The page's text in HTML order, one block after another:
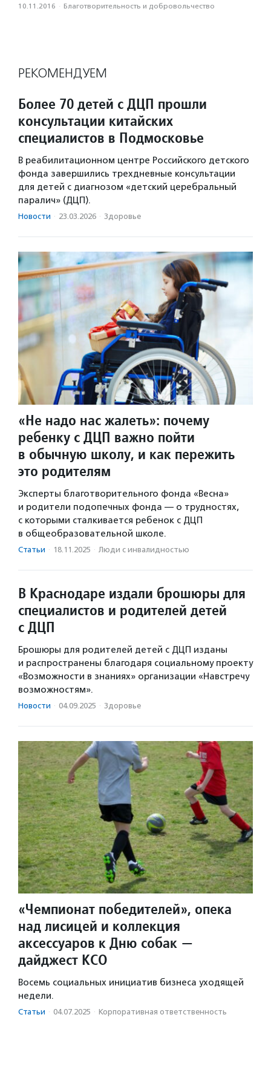
10.11.2016 · Благотвори­тель­ность и доброволь­чест­во
РЕКОМЕНДУЕМ
Более 70 детей с ДЦП прошли
консультации китайских
специалистов в Подмосковье
В реабилитационном центре Российского детского
фонда завершились трехдневные консультации
для детей с диагнозом «детский церебральный
паралич» (ДЦП).
Новости · 23.03.2026 · Здоровье
«Не надо нас жалеть»: почему
ребенку с ДЦП важно пойти
в обычную школу, и как пережить
это родителям
Эксперты благотворительного фонда «Весна»
и родители подопечных фонда — о трудностях,
с которыми сталкивается ребенок с ДЦП
в общеобразовательной школе.
Статьи · 18.11.2025 · Люди с инвалидностью
В Краснодаре издали брошюры для
специалистов и родителей детей
с ДЦП
Брошюры для родителей детей с ДЦП изданы
и распространены благодаря социальному проекту
«Возможности в знаниях» организации «Навстречу
возможностям».
Новости · 04.09.2025 · Здоровье
«Чемпионат победителей», опека
над лисицей и коллекция
аксессуаров к Дню собак —
дайджест КСО
Восемь социальных инициатив бизнеса уходящей
недели.
Статьи · 04.07.2025 · Корпоративная ответственность